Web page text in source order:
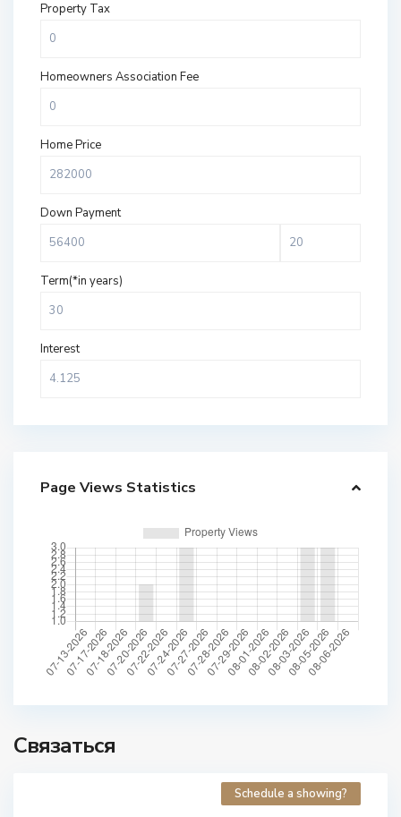
Property Tax
Homeowners Association Fee
Home Price
Down Payment
Term(*in years)
Interest
Page Views Statistics
Связаться
Schedule a showing?